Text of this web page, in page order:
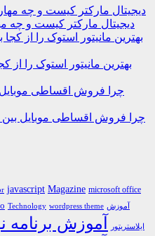
دیجیتال مارکتر کیست و چه
بهترین مانیتور استوک را
چرا فروش اقساطی موبایل
javascript Magazine microsoft office
Technology wordpress theme آموزش
ایلاستریتور آموزش برنامه